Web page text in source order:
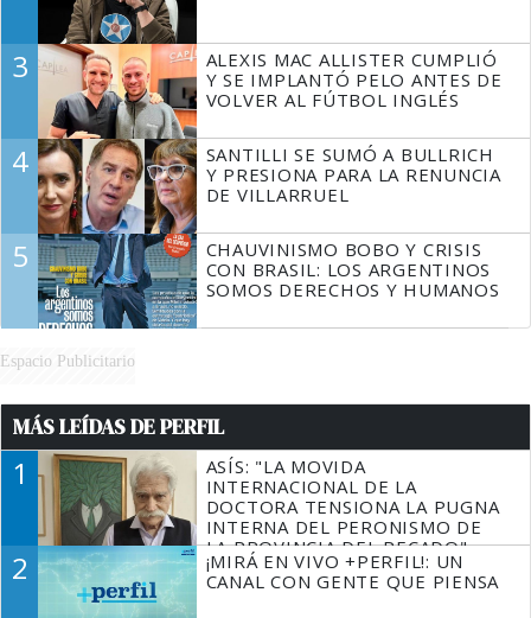
3
ALEXIS MAC ALLISTER CUMPLIÓ
Y SE IMPLANTÓ PELO ANTES DE
VOLVER AL FÚTBOL INGLÉS
4
SANTILLI SE SUMÓ A BULLRICH
Y PRESIONA PARA LA RENUNCIA
DE VILLARRUEL
5
CHAUVINISMO BOBO Y CRISIS
CON BRASIL: LOS ARGENTINOS
SOMOS DERECHOS Y HUMANOS
Espacio Publicitario
MÁS LEÍDAS DE PERFIL
1
ASÍS: "LA MOVIDA
INTERNACIONAL DE LA
DOCTORA TENSIONA LA PUGNA
INTERNA DEL PERONISMO DE
LA PROVINCIA DEL PECADO"
2
¡MIRÁ EN VIVO +PERFIL!: UN
CANAL CON GENTE QUE PIENSA